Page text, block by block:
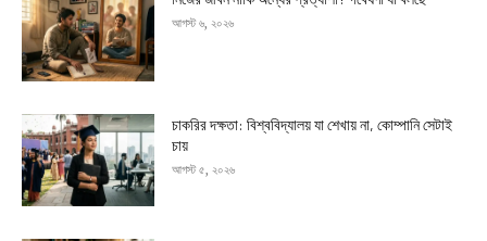
আগস্ট ৬, ২০২৬
চাকরির দক্ষতা: বিশ্ববিদ্যালয় যা শেখায় না, কোম্পানি সেটাই
চায়
আগস্ট ৫, ২০২৬